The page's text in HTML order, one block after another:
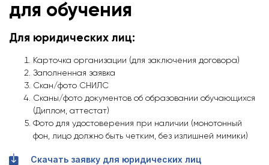
для обучения
Для юридических лиц:
Карточка организации (для заключения договора)
Заполненная заявка
Скан/фото СНИЛС
Сканы/фото документов об образовании обучающихся
(Диплом, аттестат)
Фото для удостоверения при наличии (монотонный
фон, лицо должно быть четким, без излишней мимики)
Скачать заявку для юридических лиц